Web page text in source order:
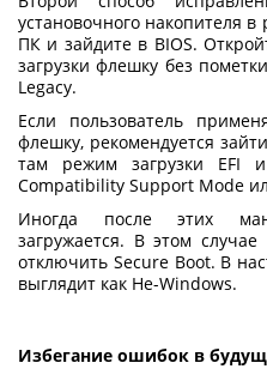
установочного накопителя
ПК и зайдите в BIOS.
загрузки флешку без
Legacy.
Если пользователь
флешку, рекомендуется
там режим загрузки EFI
Compatibility Support Mode
Иногда после этих
загружается. В этом
отключить Secure Boot. В
выглядит как Не-Windows.
Избегание ошибок в